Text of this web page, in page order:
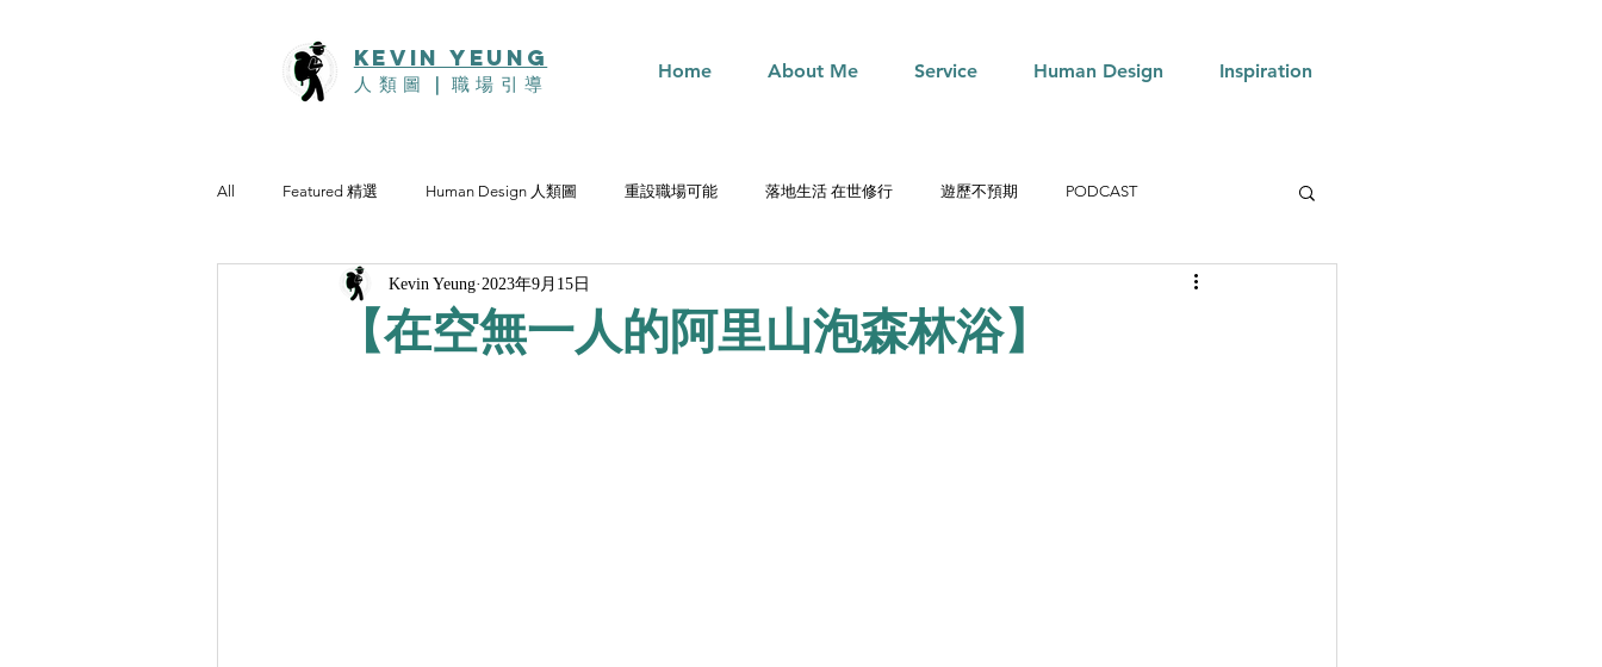
Home About Me Service Human Design Inspiration
KEVIn YEUNG
人類圖 職場引導
All Featured 精選 Human Design 人類圖 重設職場可能 落地生活 在世修行 遊歷不預期 PODCAST
【在空無一人的阿里山泡森林浴】
Kevin Yeung 2023年9月15日